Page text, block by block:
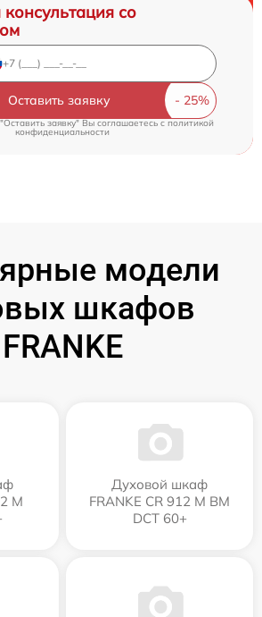
со
Оставить заявку
заявку" Вы соглашаетесь cполитикой
конфиденциальности
модели
шкафов
FRANKE
M
Духовой шкаф
FRANKE CR 912 M BM
DCT 60+